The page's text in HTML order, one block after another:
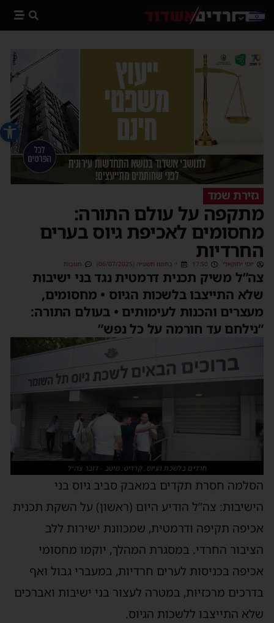
פתח
גזירת שמד
מתקפה על עולם התורה:
מחסומים לאכיפת גיוס בערים
החרדיות
יוסי יחזקאלי 17:50 י׳ בתמוז תשפ״ה (06/07/2025) תגובות
צה”ל משיק תכנית דרמטית נגד בני ישיבות
שלא התייצבו בלשכות הגיוס • מחסומים,
מעצרים והכנות לעימותים • בעולם התורה:
“נילחם עד חורמה על כל נפש”
חרדים בלשכת הגיוס. קרדיט: מיטב - דובר צה״ל
הסלמה חסרת תקדים במאבק סביב גיוס בני
הישיבות: צה”ל הודיע היום (ראשון) על השקת תכנית
אכיפה תקיפה ודרמטית, שמכוונת ישירות ללב
הציבור החרדי. במסגרת המהלך, יוקמו מחסומי
אכיפה בכניסות לערים חרדיות, במעברי גבול ואף
בדרכים מרכזיות, במטרה לעצור בני ישיבות ואברכים
שלא התייצבו ללשכות הגיוס.